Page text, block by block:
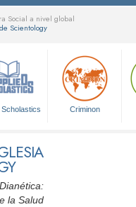
Social a nivel global
Scientology
Scholastics Criminon
la Salud